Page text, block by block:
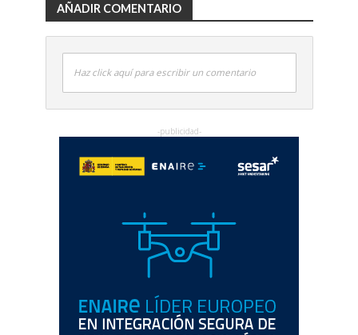
AÑADIR COMENTARIO
Haz click aquí para escribir un comentario